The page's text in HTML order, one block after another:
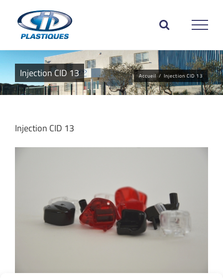
contenu
Injection CID 13 Accueil / Injection CID 13
Injection CID 13